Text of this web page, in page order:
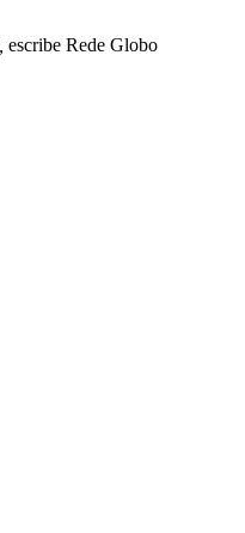
escribe Rede Globo